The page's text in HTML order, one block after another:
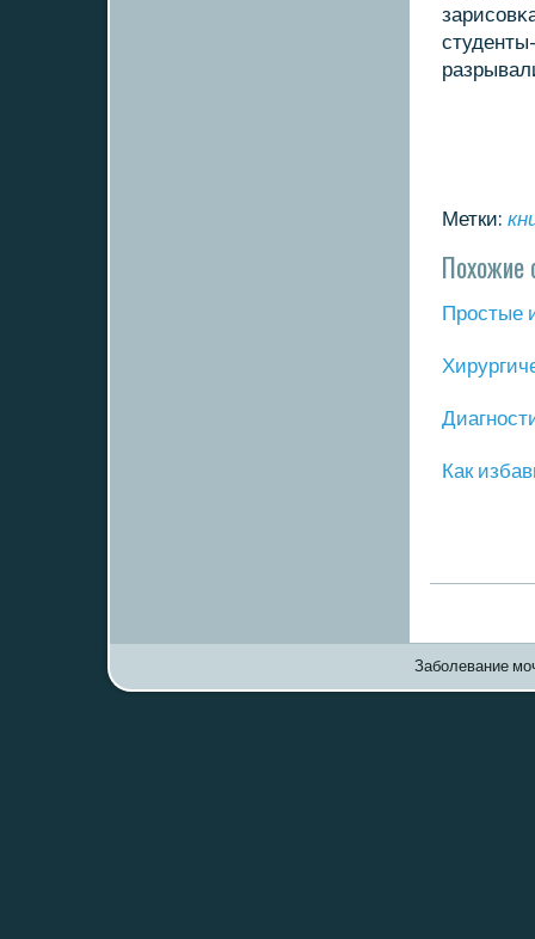
Метки:
Похожие
Прοстые
Как
Заболевание